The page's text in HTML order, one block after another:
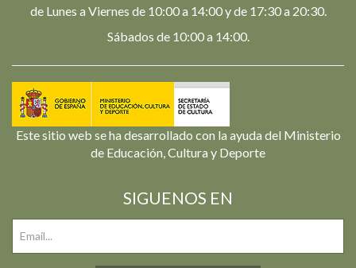
de Lunes a Viernes de 10:00 a 14:00 y de 17:30 a 20:30.
Sábados de 10:00 a 14:00.
Este sitio web se ha desarrollado con la ayuda del Ministerio
de Educación, Cultura y Deporte
SIGUENOS EN